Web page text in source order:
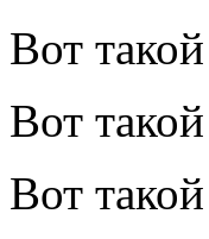
Вот
Вот
Вот